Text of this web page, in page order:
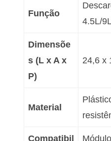
Função
4.5L/
Dimensõe
s (L x A x
P)
24,6 x
Material
Compatibil